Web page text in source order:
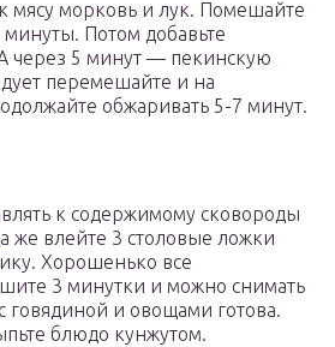
мясу морковь и лук. Помешайте
Потом добавьте
через 5 минут — пекинскую
перемешайте и на
обжаривать 5-7 минут.
к содержимому сковороды
же влейте 3 столовые ложки
Хорошенько все
3 минутки и можно снимать
говядиной и овощами готова.
блюдо кунжутом.